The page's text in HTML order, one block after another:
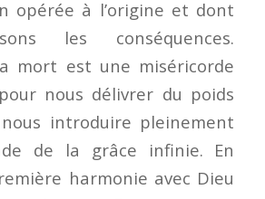
opérée à l’origine et dont
les conséquences.
mort est une miséricorde
nous délivrer du poids
introduire pleinement
de la grâce infinie. En
harmonie avec Dieu